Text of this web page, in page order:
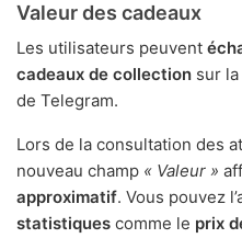
Valeur des cadeaux
Les utilisateurs peuvent
cadeaux de collection sur la
de Telegram.
Lors de la consultation des
nouveau champ « Valeur »
approximatif. Vous pouvez
statistiques comme le prix